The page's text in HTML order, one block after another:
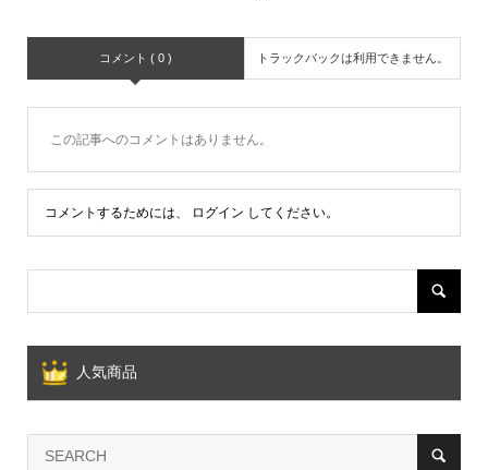
コメント ( 0 ) トラックバックは利用できません。
この記事へのコメントはありません。
コメントするためには、 ログイン してください。
人気商品